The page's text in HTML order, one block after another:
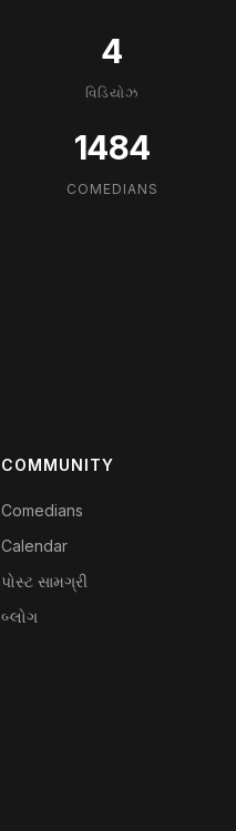
4
વિડિયોઝ
1484
COMEDIANS
COMMUNITY
Comedians
Calendar
પોસ્ટ સામગ્રી
બ્લોગ